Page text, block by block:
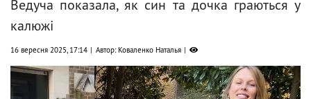
Ведуча показала, як син та дочка граються у
калюжі
16 вересня 2025, 17:14 Автор: Коваленко Наталья